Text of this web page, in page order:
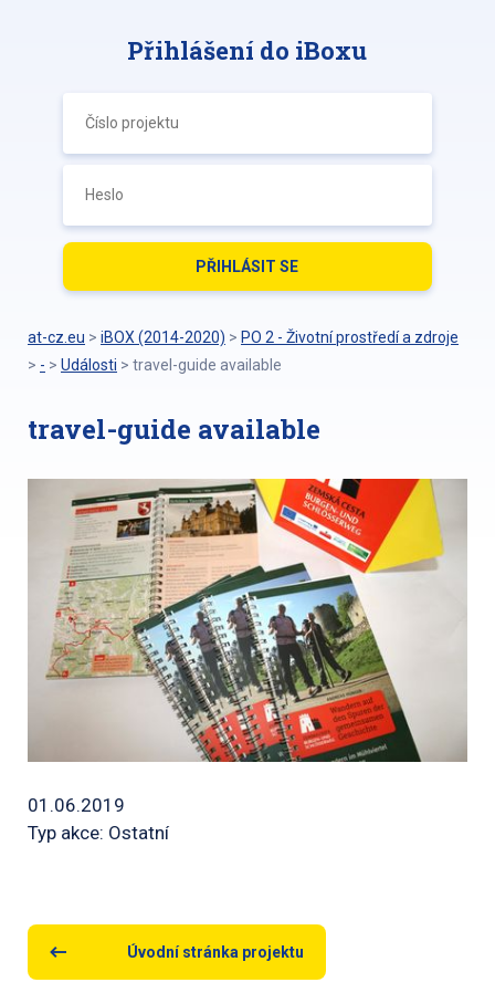
Přihlášení do iBoxu
at-cz.eu > iBOX (2014-2020) > PO 2 - Životní prostředí a zdroje
> - > Události > travel-guide available
travel-guide available
01.06.2019
Typ akce: Ostatní
Úvodní stránka projektu